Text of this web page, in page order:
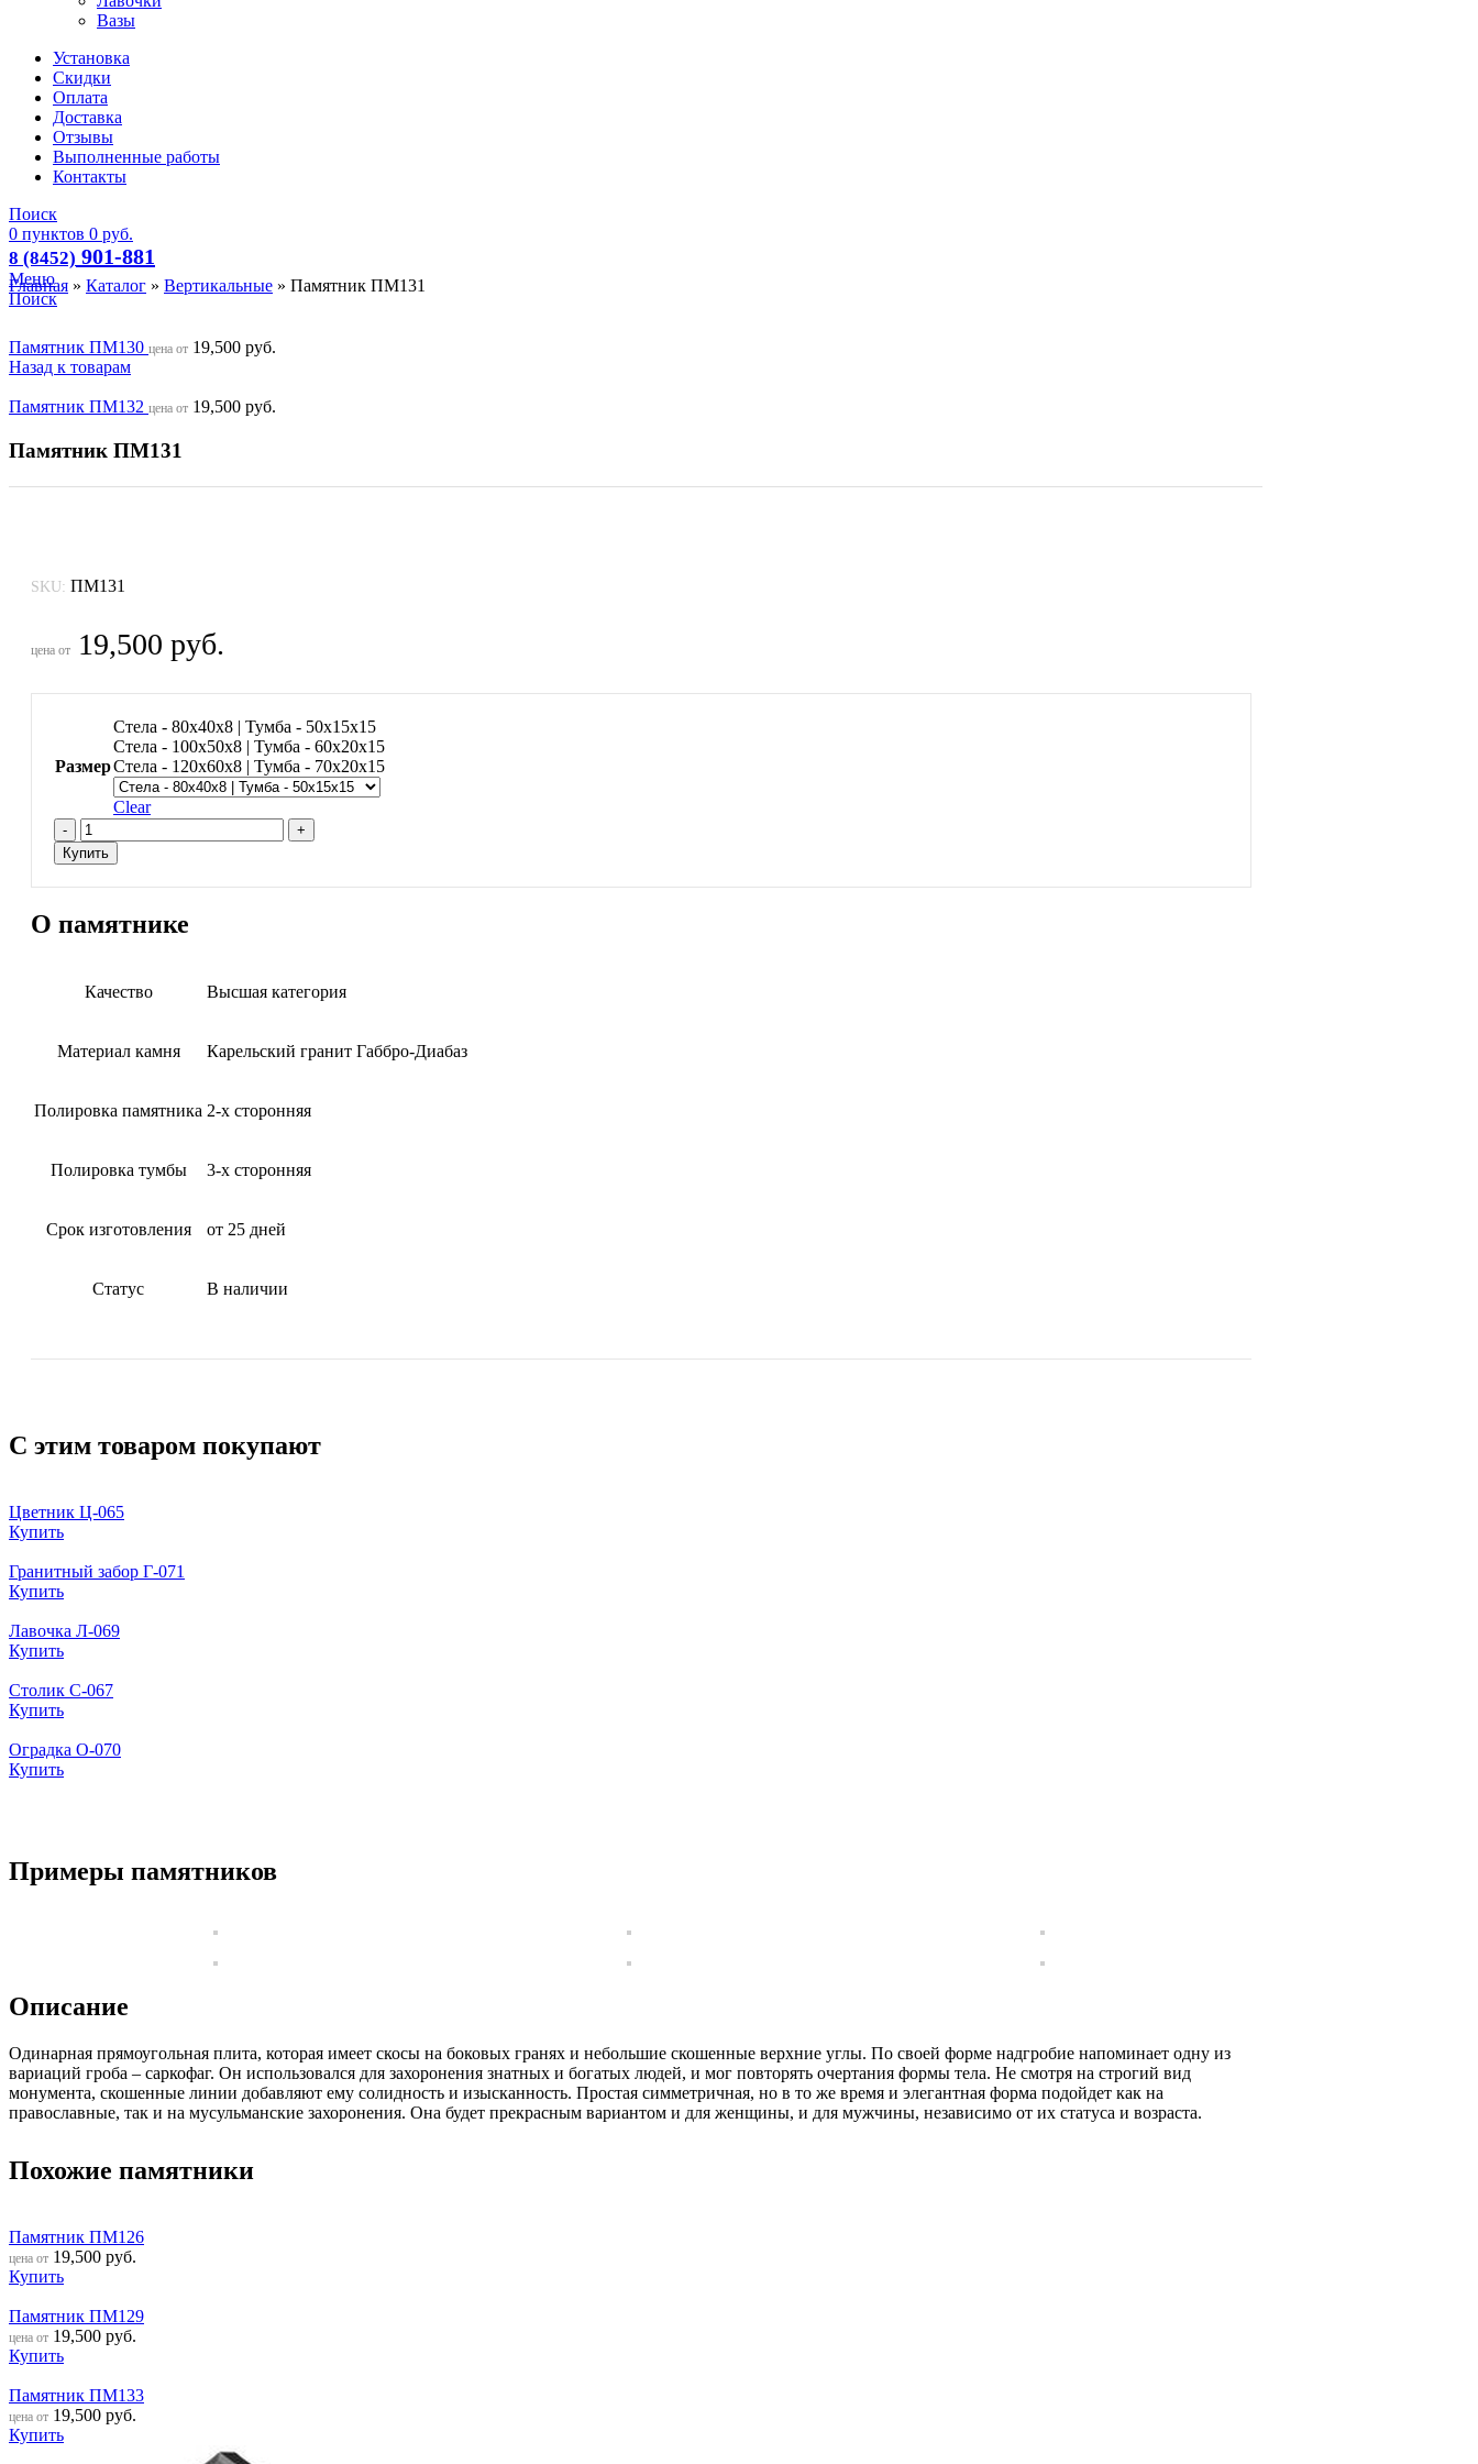
Вазы
Установка
Скидки
Оплата
Доставка
Отзывы
Выполненные работы
Контакты
Поиск
0 пунктов 0 руб.
8 (8452) 901-881
Меню
Поиск
Главная » Каталог » Вертикальные » Памятник ПМ131
Памятник ПМ130 цена от 19,500 руб.
Назад к товарам
Памятник ПМ132 цена от 19,500 руб.
Памятник ПМ131
SKU: ПМ131
цена от 19,500 руб.
Размер
Стела - 80х40х8 | Тумба - 50х15х15
Стела - 100х50х8 | Тумба - 60х20х15
Стела - 120х60х8 | Тумба - 70х20х15
Clear
Памятник
ПМ131
quantity
Купить
О памятнике
Качество Высшая категория
Материал камня Карельский гранит Габбро-Диабаз
Полировка памятника 2-х сторонняя
Полировка тумбы 3-х сторонняя
Срок изготовления от 25 дней
Статус В наличии
С этим товаром покупают
Цветник Ц-065
Купить
Гранитный забор Г-071
Купить
Лавочка Л-069
Купить
Столик С-067
Купить
Оградка О-070
Купить
Примеры памятников
Описание
Одинарная прямоугольная плита, которая имеет скосы на боковых гранях и небольшие скошенные верхние углы. По своей форме надгробие напоминает одну из
вариаций гроба – саркофаг. Он использовался для захоронения знатных и богатых людей, и мог повторять очертания формы тела. Не смотря на строгий вид
монумента, скошенные линии добавляют ему солидность и изысканность. Простая симметричная, но в то же время и элегантная форма подойдет как на
православные, так и на мусульманские захоронения. Она будет прекрасным вариантом и для женщины, и для мужчины, независимо от их статуса и возраста.
Похожие памятники
Памятник ПМ126
цена от 19,500 руб.
Купить
Памятник ПМ129
цена от 19,500 руб.
Купить
Памятник ПМ133
цена от 19,500 руб.
Купить